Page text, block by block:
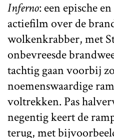
Inferno: een epische
actiefilm over de
wolkenkrabber, met
onbevreesde
tachtig gaan voorbij
noemenswaardige
voltrekken. Pas
negentig keert de
terug, met